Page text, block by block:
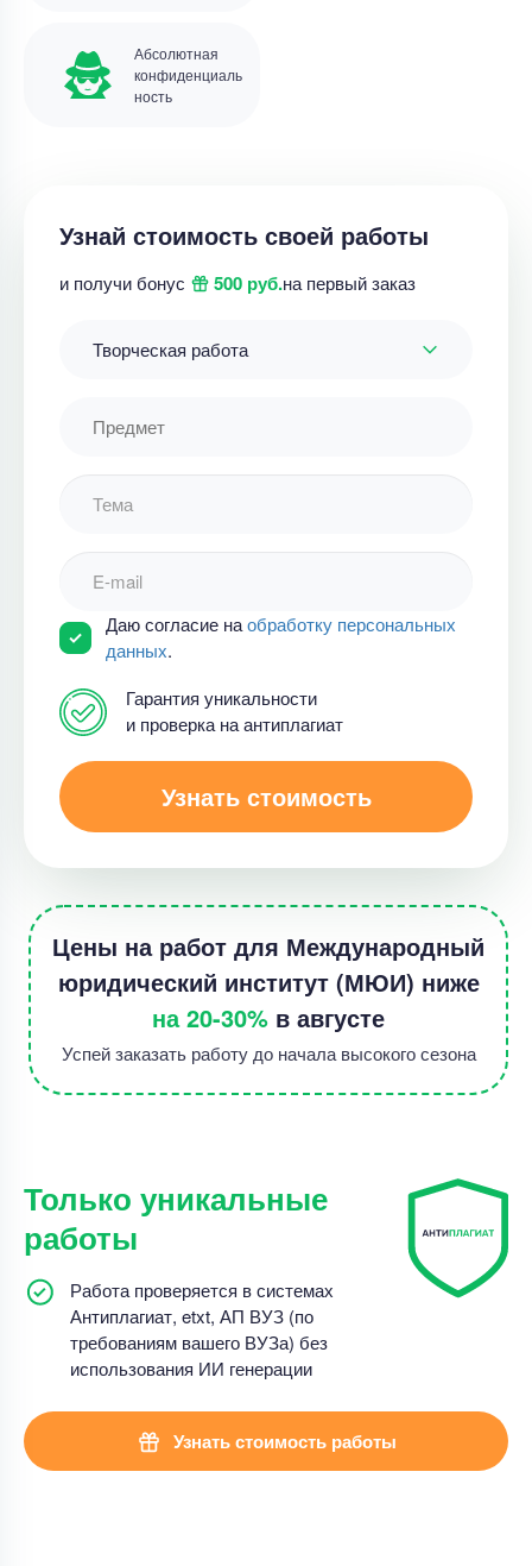
Абсолютная
конфиденциаль
ность
Узнай стоимость своей работы
и получи бонус 500 руб.на первый заказ
Творческая работа
Даю согласие наобработку персональных
данных.
Гарантия уникальности
и проверка на антиплагиат
Узнать стоимость
Цены на работ для Международный
юридический институт (МЮИ) ниже
на 20-30% в августе
Успей заказать работу до начала высокого сезона
Только уникальные
работы
Работа проверяется в системах
Антиплагиат, etxt, АП ВУЗ (по
требованиям вашего ВУЗа) без
использования ИИ генерации
Узнать стоимость работы